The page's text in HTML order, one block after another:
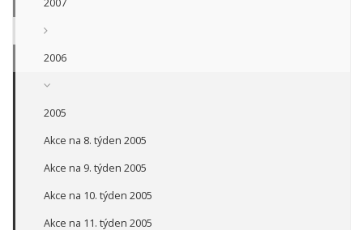
2007
2006
2005
Akce na 8. týden 2005
Akce na 9. týden 2005
Akce na 10. týden 2005
Akce na 11. týden 2005